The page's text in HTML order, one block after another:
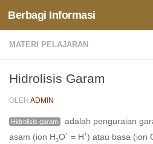
Skip to content
Berbagi Informasi
MATERI PELAJARAN
Hidrolisis Garam
OLEH ADMIN
Hidrolisis garam
adalah penguraian
asam (ion H3O+ = H+) atau basa (ion